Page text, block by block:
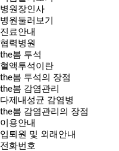
병원장인사
병원둘러보기
진료안내
협력병원
the봄 투석
혈액투석이란
the봄 투석의 장점
the봄 감염관리
다제내성균 감염병
the봄 감염관리의 장점
이용안내
입퇴원 및 외래안내
전화번호